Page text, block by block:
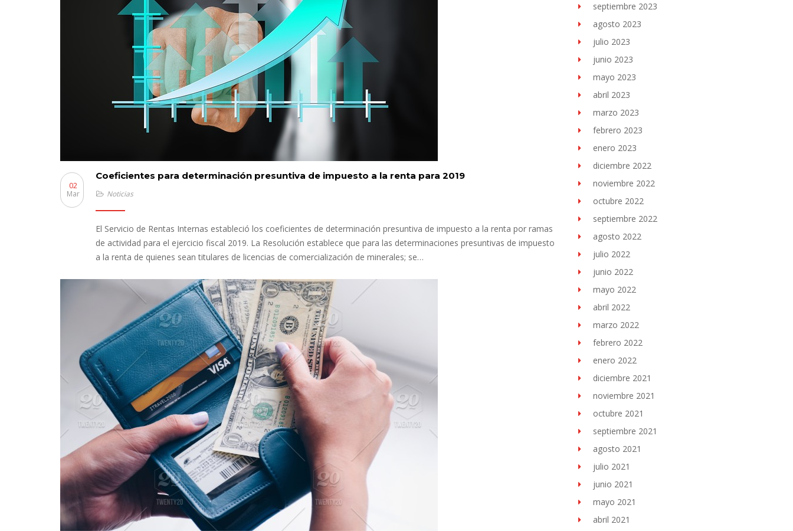
Coeficientes para determinación presuntiva de impuesto a la renta para 2019
02
Mar
Noticias
El Servicio de Rentas Internas estableció los coeficientes de determinación presuntiva de impuesto a la renta por ramas
de actividad para el ejercicio fiscal 2019. La Resolución establece que para las determinaciones presuntivas de impuesto
a la renta de quienes sean titulares de licencias de comercialización de minerales; se…
septiembre 2023
agosto 2023
julio 2023
junio 2023
mayo 2023
abril 2023
marzo 2023
febrero 2023
enero 2023
diciembre 2022
noviembre 2022
octubre 2022
septiembre 2022
agosto 2022
julio 2022
junio 2022
mayo 2022
abril 2022
marzo 2022
febrero 2022
enero 2022
diciembre 2021
noviembre 2021
octubre 2021
septiembre 2021
agosto 2021
julio 2021
junio 2021
mayo 2021
abril 2021